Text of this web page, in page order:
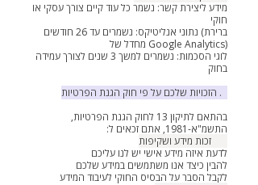
מידע ליצירת קשר: נשמר כל עוד קיים צורך עסקי או
חוקי
נתוני אנליטיקס: נשמרים עד 26 חודשים (ברירת
מחדל של Google Analytics)
לוגי הסכמות: נשמרים למשך 3 שנים לצורך עמידה
בחוק
בהתאם לתיקון 13 לחוק הגנת הפרטיות,
התשמ"א-1981, אתם זכאים ל:
לדעת איזה מידע אישי יש לנו עליכם
להבין כיצד אנו משתמשים במידע שלכם
לקבל הסבר על הבסיס החוקי לעיבוד המידע